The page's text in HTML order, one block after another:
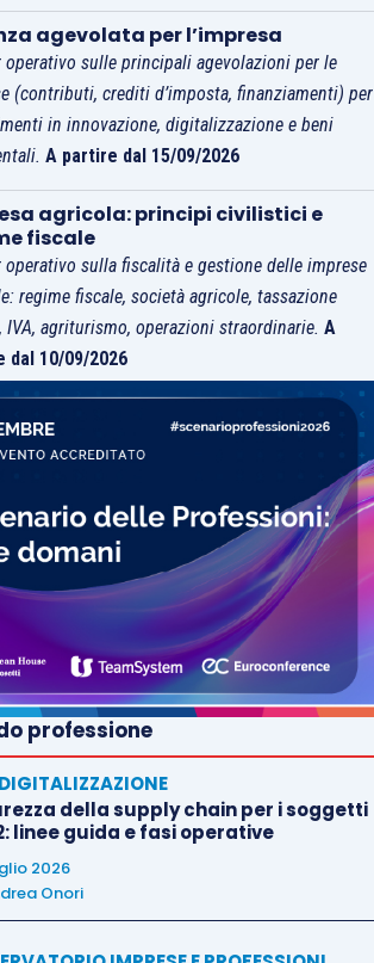
agevolata per l’impresa
operativo sulle principali agevolazioni per le
(contributi, crediti d’imposta, finanziamenti) per
in innovazione, digitalizzazione e beni
A partire dal 15/09/2026
agricola: principi civilistici e
fiscale
operativo sulla fiscalità e gestione delle imprese
regime fiscale, società agricole, tassazione
IVA, agriturismo, operazioni straordinarie.A
dal 10/09/2026
professione
della supply chain per i soggetti
linee guida e fasi operative
2026
Onori